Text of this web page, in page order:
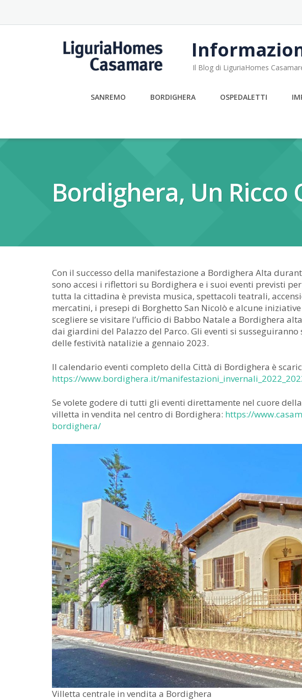
content
Il Blog di LiguriaHomes
SANREMO BORDIGHERA OSPEDALETTI
Bordighera, Un Ricco
Con il successo della manifestazione a Bordighera Alta
sono accesi i riflettori su Bordighera e i suoi eventi previsti
tutta la cittadina è prevista musica, spettacoli teatrali,
mercatini, i presepi di Borghetto San Nicolò e alcune
scegliere se visitare l’ufficio di Babbo Natale a Bordighera
dai giardini del Palazzo del Parco. Gli eventi si
delle festività natalizie a gennaio 2023.
Il calendario eventi completo della Città di Bordighera è
https://www.bordighera.it/
Se volete godere di tutti gli eventi direttamente nel cuore
villetta in vendita nel centro di Bordighera: https://
bordighera/
Villetta centrale in vendita a Bordighera